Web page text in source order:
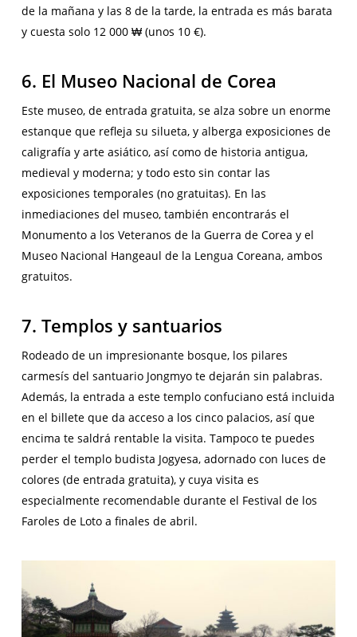
de la mañana y las 8 de la tarde, la entrada es más barata
y cuesta solo 12 000 ₩ (unos 10 €).
6. El Museo Nacional de Corea
Este museo, de entrada gratuita, se alza sobre un enorme
estanque que refleja su silueta, y alberga exposiciones de
caligrafía y arte asiático, así como de historia antigua,
medieval y moderna; y todo esto sin contar las
exposiciones temporales (no gratuitas). En las
inmediaciones del museo, también encontrarás el
Monumento a los Veteranos de la Guerra de Corea y el
Museo Nacional Hangeaul de la Lengua Coreana, ambos
gratuitos.
7. Templos y santuarios
Rodeado de un impresionante bosque, los pilares
carmesís del santuario Jongmyo te dejarán sin palabras.
Además, la entrada a este templo confuciano está incluida
en el billete que da acceso a los cinco palacios, así que
encima te saldrá rentable la visita. Tampoco te puedes
perder el templo budista Jogyesa, adornado con luces de
colores (de entrada gratuita), y cuya visita es
especialmente recomendable durante el Festival de los
Faroles de Loto a finales de abril.